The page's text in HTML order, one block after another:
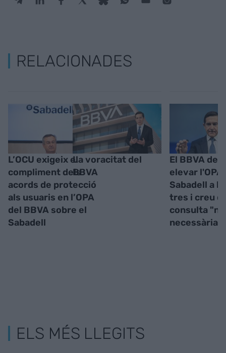
RELACIONADES
L’OCU exigeix el
compliment dels
acords de protecció
als usuaris en l’OPA
del BBVA sobre el
Sabadell
La voracitat del
BBVA
El BBVA
elevar l'OPA
Sabadell a
tres i creu
consulta
necessària"
ELS MÉS LLEGITS